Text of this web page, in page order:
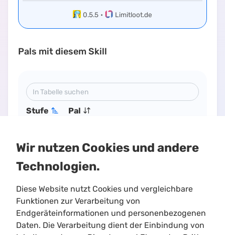
0.5.5 • Limitloot.de
Pals mit diesem Skill
Stufe
Pal
50 Dazemu
Wir nutzen Cookies und andere
Technologien.
Diese Website nutzt Cookies und vergleichbare
Funktionen zur Verarbeitung von
Endgeräteinformationen und personenbezogenen
Daten. Die Verarbeitung dient der Einbindung von